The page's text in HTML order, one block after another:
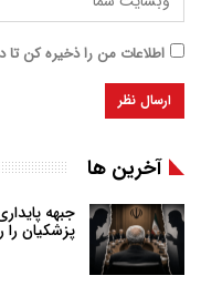
اطلاعات من را ذخیره کن تا
آخرین ها
جبهه
پزشکیان را